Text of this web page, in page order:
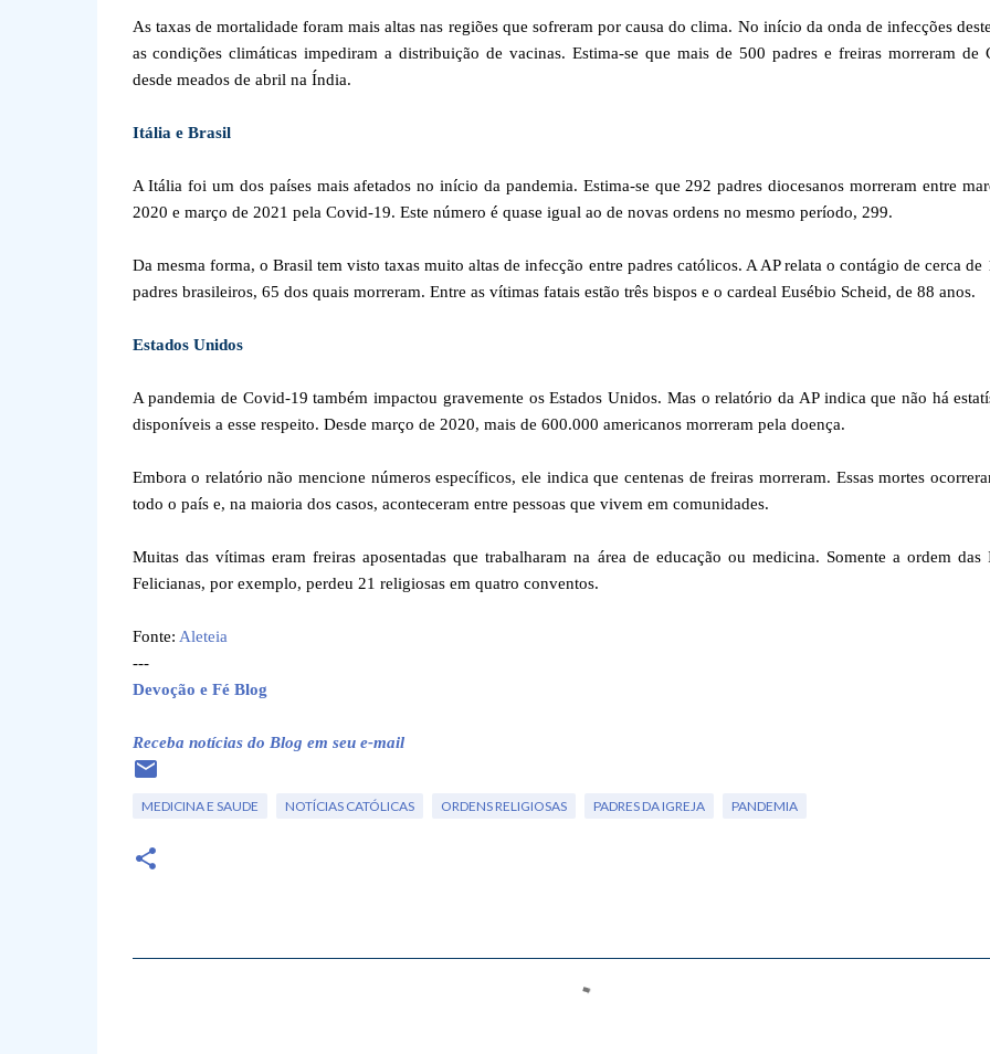
As taxas de mortalidade foram mais altas nas regiões que sofreram por causa do clima. No início da onda de infecções
as condições climáticas impediram a distribuição de vacinas. Estima-se que mais de 500 padres e freiras morreram de
desde meados de abril na Índia.
Itália e Brasil
A Itália foi um dos países mais afetados no início da pandemia. Estima-se que 292 padres diocesanos morreram entre
2020 e março de 2021 pela Covid-19. Este número é quase igual ao de novas ordens no mesmo período, 299.
Da mesma forma, o Brasil tem visto taxas muito altas de infecção entre padres católicos. A AP relata o contágio de cerca de
padres brasileiros, 65 dos quais morreram. Entre as vítimas fatais estão três bispos e o cardeal Eusébio Scheid, de 88 anos.
Estados Unidos
A pandemia de Covid-19 também impactou gravemente os Estados Unidos. Mas o relatório da AP indica que não há
disponíveis a esse respeito. Desde março de 2020, mais de 600.000 americanos morreram pela doença.
Embora o relatório não mencione números específicos, ele indica que centenas de freiras morreram. Essas mortes
todo o país e, na maioria dos casos, aconteceram entre pessoas que vivem em comunidades.
Muitas das vítimas eram freiras aposentadas que trabalharam na área de educação ou medicina. Somente a ordem das
Felicianas, por exemplo, perdeu 21 religiosas em quatro conventos.
Fonte: Aleteia
---
Devoção e Fé Blog
Receba notícias do Blog em seu e-mail
MEDICINA E SAUDE NOTÍCIAS CATÓLICAS ORDENS RELIGIOSAS PADRES DA IGREJA PANDEMIA